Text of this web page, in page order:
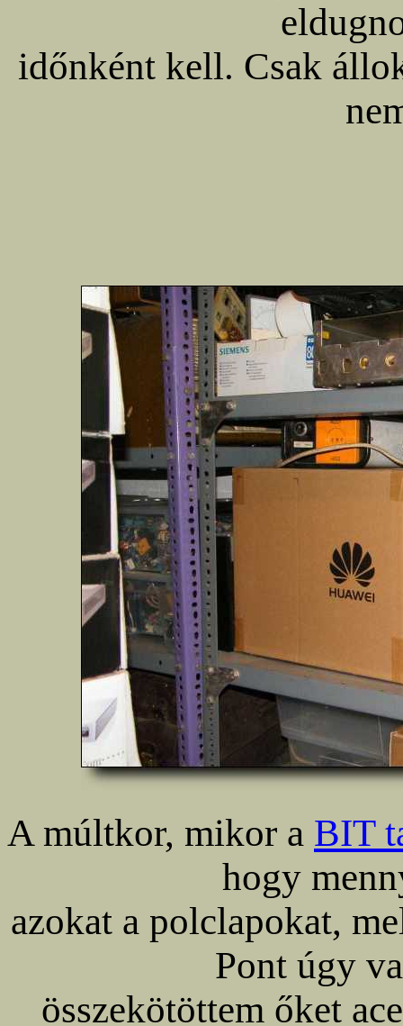
időnként kell. Csak
A múltkor, mikor a BIT
hogy
azokat a polclapokat,
Pont úgy
összekötöttem őket